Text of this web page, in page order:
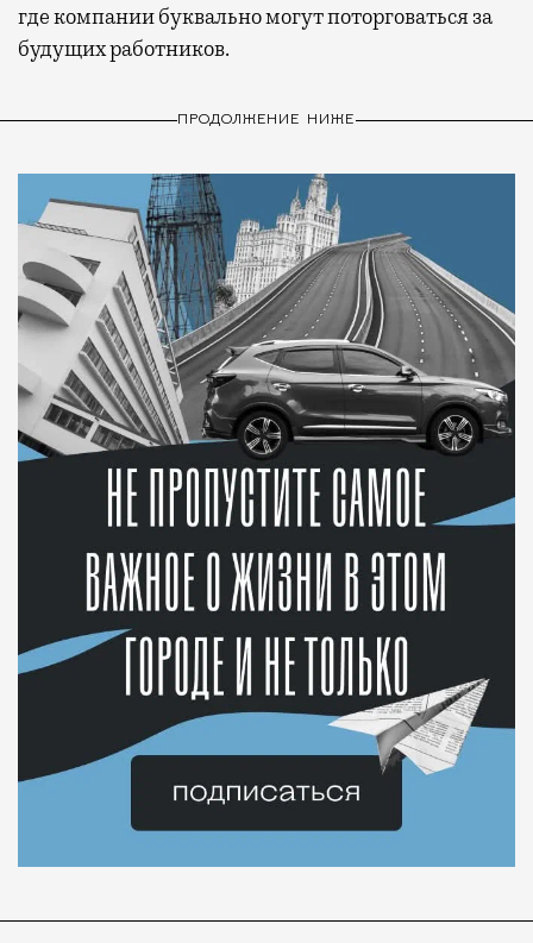
где компании буквально могут поторговаться за
будущих работников.
ПРОДОЛЖЕНИЕ НИЖЕ